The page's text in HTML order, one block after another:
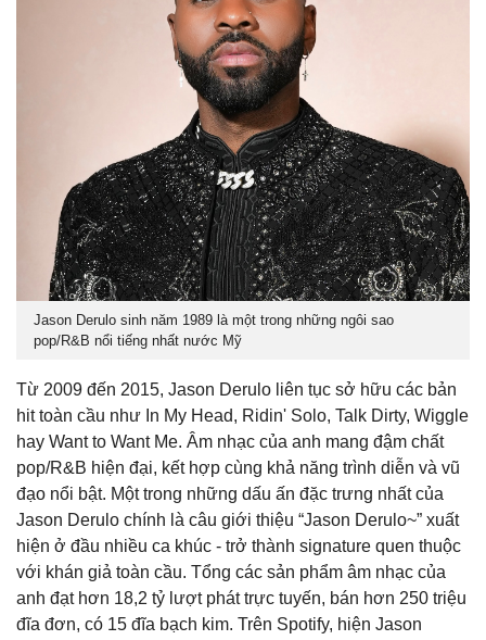
Jason Derulo sinh năm 1989 là một trong những ngôi sao
pop/R&B nổi tiếng nhất nước Mỹ
Từ 2009 đến 2015, Jason Derulo liên tục sở hữu các bản
hit toàn cầu như In My Head, Ridin' Solo, Talk Dirty, Wiggle
hay Want to Want Me. Âm nhạc của anh mang đậm chất
pop/R&B hiện đại, kết hợp cùng khả năng trình diễn và vũ
đạo nổi bật. Một trong những dấu ấn đặc trưng nhất của
Jason Derulo chính là câu giới thiệu “Jason Derulo~” xuất
hiện ở đầu nhiều ca khúc - trở thành signature quen thuộc
với khán giả toàn cầu. Tổng các sản phẩm âm nhạc của
anh đạt hơn 18,2 tỷ lượt phát trực tuyến, bán hơn 250 triệu
đĩa đơn, có 15 đĩa bạch kim. Trên Spotify, hiện Jason